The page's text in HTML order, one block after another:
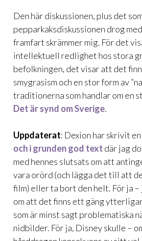
Den här diskussionen, plus det
pepparkaksdiskussionen drog
framfart skrämmer mig. För det
intellektuell redlighet hos stora
befolkningen, det visar att det
smygrasism och en stor form av
traditionerna som handlar om en
Det är synd om Sverige.
Uppdaterat: Dexion har skrivit
och i grunden god text där jag
med hennes slutsats om att
vara orörd (och lägga det till att
film) eller ta bort den helt. För ja –
om att det finns ett gäng
som är minst sagt problematiska
nidbilder. För ja, Disney skulle –